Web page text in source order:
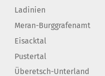
Ladinien
Meran-Burggrafenamt
Eisacktal
Pustertal
Überetsch-Unterland